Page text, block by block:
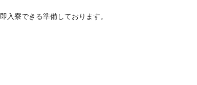
入寮できる準備しております。